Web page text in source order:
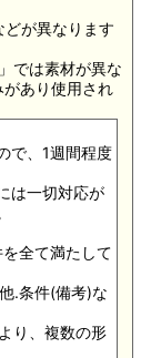
が異なります
では素材が異な
あり使用され
で、1週間程度
は一切対応が
全て満たして
.条件(備考)な
り、複数の形